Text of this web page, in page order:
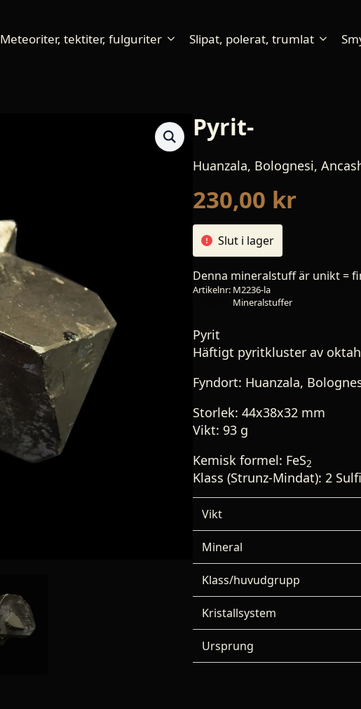
Meteoriter, tektiter, fulguriter Slipat, polerat, trumlat
Pyrit-
Huanzala, Bolognesi,
230,00 kr
Slut i lager
Denna mineralstuff är unikt =
Artikelnr: M2236-la
Mineralstuffer
Pyrit
Häftigt pyritkluster av
Fyndort: Huanzala,
Storlek: 44x38x32 mm
Vikt: 93 g
Kemisk formel: FeS2
Klass (Strunz-Mindat): 2
Vikt
Mineral
Klass/huvudgrupp
Kristallsystem
Ursprung